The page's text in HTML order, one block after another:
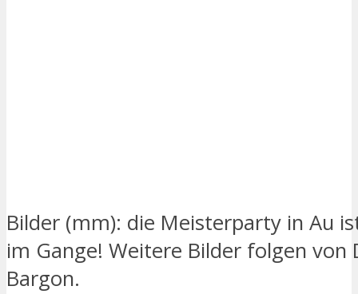
Bilder (mm): die Meisterparty in Au
im Gange! Weitere Bilder folgen von
Bargon.